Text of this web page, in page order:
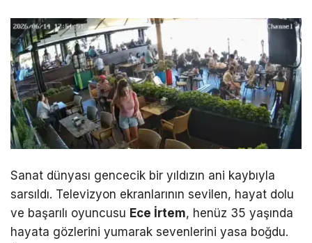
Sanat dünyası gencecik bir yıldızın ani kaybıyla
sarsıldı. Televizyon ekranlarının sevilen, hayat dolu
ve başarılı oyuncusu Ece İrtem, henüz 35 yaşında
hayata gözlerini yumarak sevenlerini yasa boğdu.